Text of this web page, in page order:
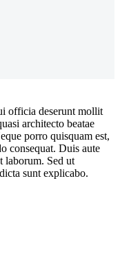
officia deserunt mollit
architecto beatae
porro quisquam est,
consequat. Duis aute
laborum. Sed ut
sunt explicabo.